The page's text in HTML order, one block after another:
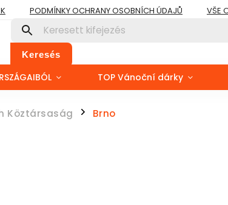
PODMÍNKY OCHRANY OSOBNÍCH ÚDAJŮ VŠE
Keresés
TOP Vánoční dárky
Köztársaság / Brno